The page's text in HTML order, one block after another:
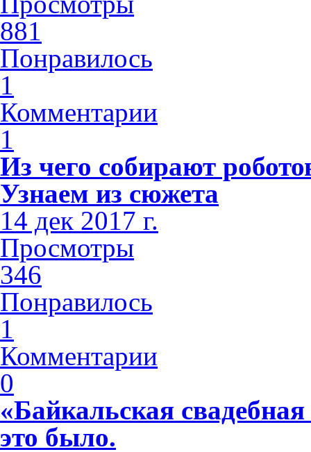
881
Понравилось
1
Комментарии
1
Из чего собирают
Узнаем из сюжета
14 дек 2017 г.
Просмотры
346
Понравилось
1
Комментарии
0
«Байкальская
это было.